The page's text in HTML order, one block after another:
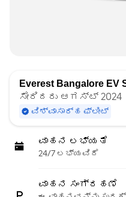
Everest Bangalore EV
ಸೇರಿದರು ಆಗಸ್ಟ್ 2024
ವಿಶ್ವಾಸಾರ್ಹ ಫ್ಲೀಟ್
ವಾಹನ ಲಭ್ಯತೆ
24/7 ಲಭ್ಯವಿದೆ
ವಾಹನ ಸಂಗ್ರಹಣೆ